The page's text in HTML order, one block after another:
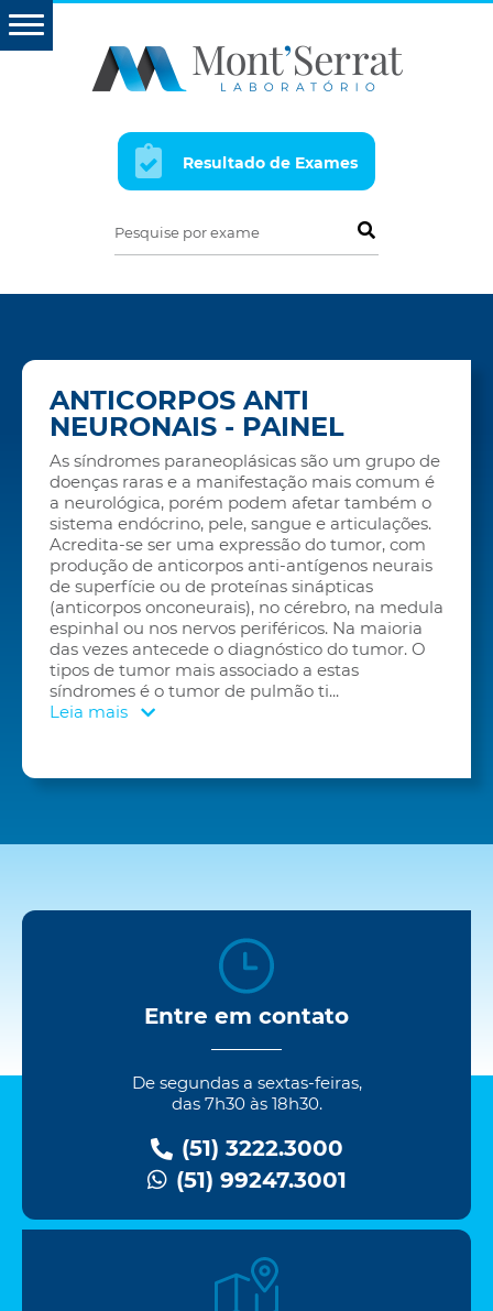
Resultado de Exames
Pesquise por exame
ANTICORPOS ANTI
NEURONAIS - PAINEL
As síndromes paraneoplásicas são um grupo de
doenças raras e a manifestação mais comum é
a neurológica, porém podem afetar também o
sistema endócrino, pele, sangue e articulações.
Acredita-se ser uma expressão do tumor, com
produção de anticorpos anti-antígenos neurais
de superfície ou de proteínas sinápticas
(anticorpos onconeurais), no cérebro, na medula
espinhal ou nos nervos periféricos. Na maioria
das vezes antecede o diagnóstico do tumor. O
tipos de tumor mais associado a estas
síndromes é o tumor de pulmão ti...
Leia mais
Entre em contato
De segundas a sextas-feiras,
das 7h30 às 18h30.
(51) 3222.3000
(51) 99247.3001